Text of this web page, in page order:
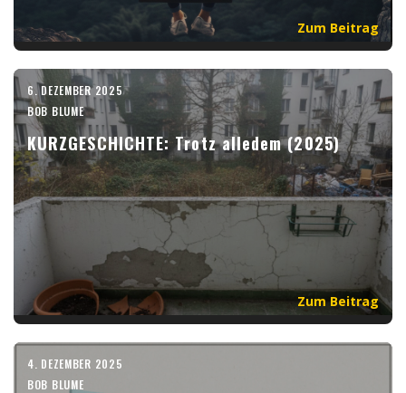
Zum Beitrag
6. DEZEMBER 2025
BOB BLUME
KURZGESCHICHTE: Trotz alledem (2025)
Zum Beitrag
4. DEZEMBER 2025
BOB BLUME